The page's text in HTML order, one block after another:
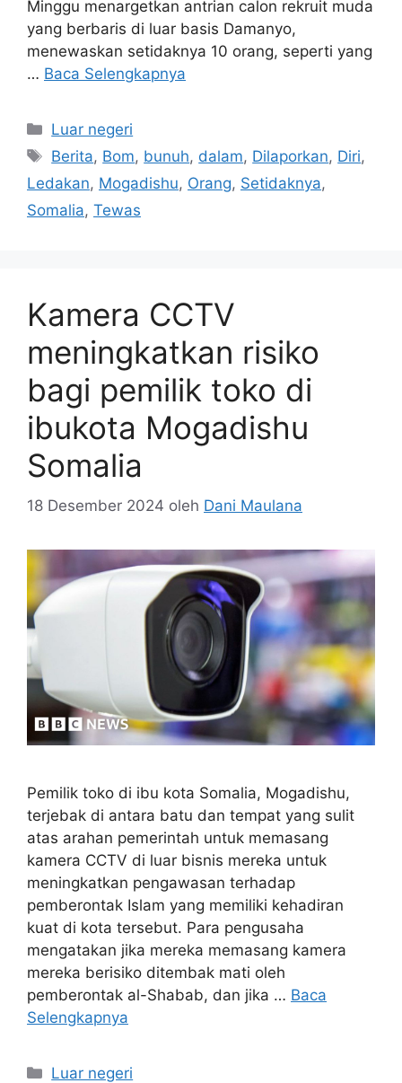
Minggu menargetkan antrian calon rekruit muda
yang berbaris di luar basis Damanyo,
menewaskan setidaknya 10 orang, seperti yang
… Baca Selengkapnya
Kategori
Luar negeri
Tag
Berita, Bom, bunuh, dalam, Dilaporkan, Diri,
Ledakan, Mogadishu, Orang, Setidaknya,
Somalia, Tewas
Kamera CCTV
meningkatkan risiko
bagi pemilik toko di
ibukota Mogadishu
Somalia
18 Desember 2024 oleh Dani Maulana
Pemilik toko di ibu kota Somalia, Mogadishu,
terjebak di antara batu dan tempat yang sulit
atas arahan pemerintah untuk memasang
kamera CCTV di luar bisnis mereka untuk
meningkatkan pengawasan terhadap
pemberontak Islam yang memiliki kehadiran
kuat di kota tersebut. Para pengusaha
mengatakan jika mereka memasang kamera
mereka berisiko ditembak mati oleh
pemberontak al-Shabab, dan jika … Baca
Selengkapnya
Kategori
Luar negeri